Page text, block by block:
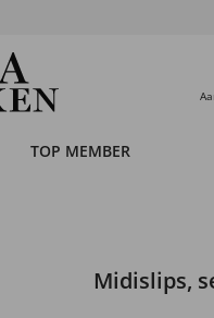
TOP MEMBER
Midislips,